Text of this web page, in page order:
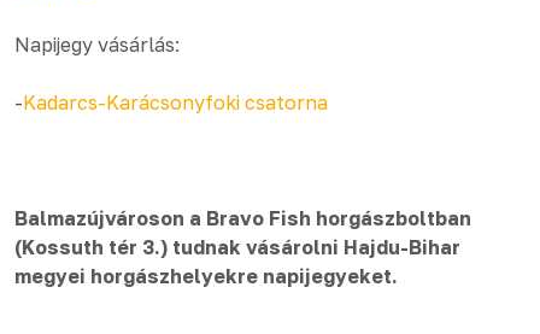
Napijegy vásárlás:
-Kadarcs-Karácsonyfoki csatorna
Balmazújvároson a Bravo Fish horgászboltban
(Kossuth tér 3.) tudnak vásárolni Hajdu-Bihar
megyei horgászhelyekre napijegyeket.